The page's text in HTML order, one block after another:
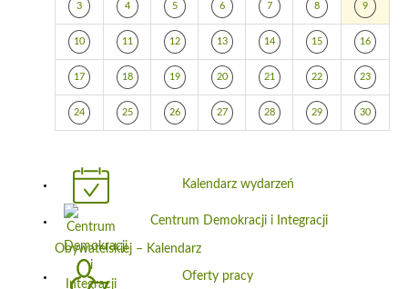
3 4 5 6 7 8 9
10 11 12 13 14 15 16
17 18 19 20 21 22 23
24 25 26 27 28 29 30
Kalendarz wydarzeń
Centrum Demokracji i Integracji
Obywatelskiej – Kalendarz
Oferty pracy